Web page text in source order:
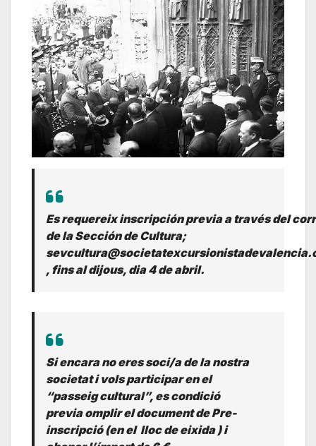
Es requereix inscripción previa a través del
de la Sección de Cultura;
, fins al dijous, dia 4 de abril.
Si encara no eres soci/a de la nostra
societat i vols participar en el
“passeig cultural”, es condició
previa omplir el document de Pre-
inscripció (en el lloc de eixida ) i